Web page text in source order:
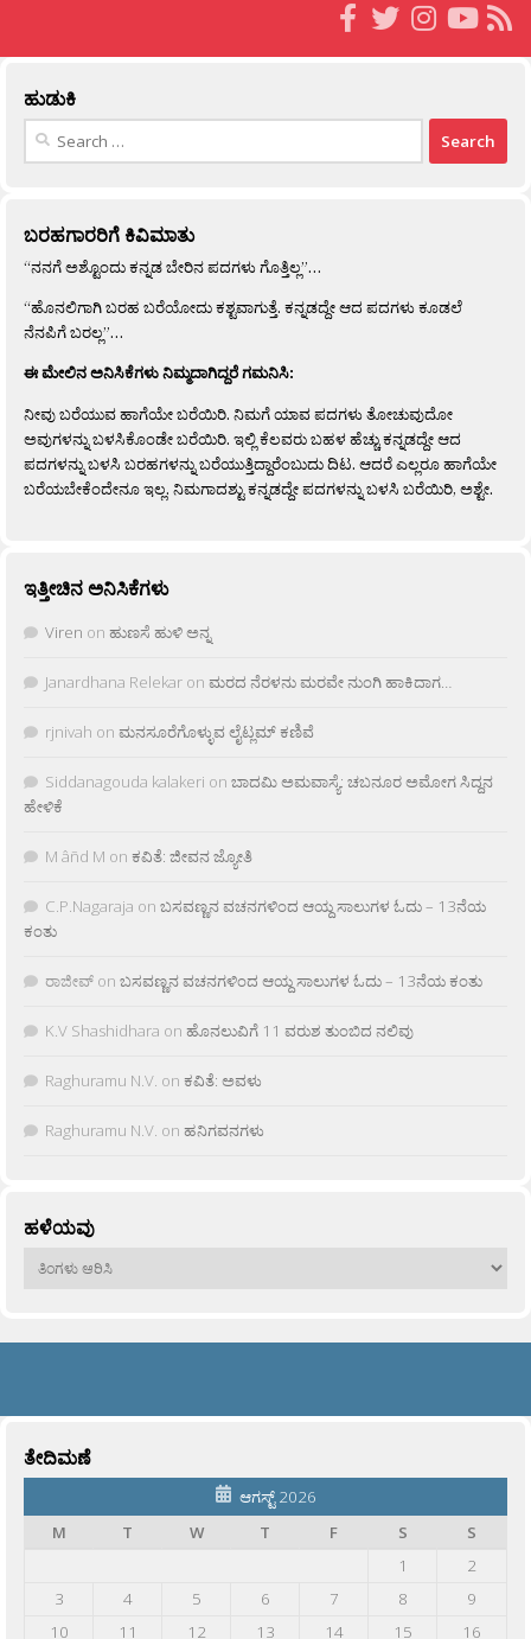
ಹುಡುಕಿ
Search
ಬರಹಗಾರರಿಗೆ ಕಿವಿಮಾತು
“ನನಗೆ ಅಶ್ಟೊಂದು ಕನ್ನಡ ಬೇರಿನ ಪದಗಳು ಗೊತ್ತಿಲ್ಲ”…
“ಹೊನಲಿಗಾಗಿ ಬರಹ ಬರೆಯೋದು ಕಶ್ಟವಾಗುತ್ತೆ. ಕನ್ನಡದ್ದೇ ಆದ ಪದಗಳು ಕೂಡಲೆ
ನೆನಪಿಗೆ ಬರಲ್ಲ”…
ಈ ಮೇಲಿನ ಅನಿಸಿಕೆಗಳು ನಿಮ್ಮದಾಗಿದ್ದರೆ ಗಮನಿಸಿ:
ನೀವು ಬರೆಯುವ ಹಾಗೆಯೇ ಬರೆಯಿರಿ. ನಿಮಗೆ ಯಾವ ಪದಗಳು ತೋಚುವುದೋ
ಅವುಗಳನ್ನು ಬಳಸಿಕೊಂಡೇ ಬರೆಯಿರಿ. ಇಲ್ಲಿ ಕೆಲವರು ಬಹಳ ಹೆಚ್ಚು ಕನ್ನಡದ್ದೇ ಆದ
ಪದಗಳನ್ನು ಬಳಸಿ ಬರಹಗಳನ್ನು ಬರೆಯುತ್ತಿದ್ದಾರೆಂಬುದು ದಿಟ. ಆದರೆ ಎಲ್ಲರೂ ಹಾಗೆಯೇ
ಬರೆಯಬೇಕೆಂದೇನೂ ಇಲ್ಲ. ನಿಮಗಾದಶ್ಟು ಕನ್ನಡದ್ದೇ ಪದಗಳನ್ನು ಬಳಸಿ ಬರೆಯಿರಿ, ಅಶ್ಟೇ.
ಇತ್ತೀಚಿನ ಅನಿಸಿಕೆಗಳು
Viren on ಹುಣಸೆ ಹುಳಿ ಅನ್ನ
Janardhana Relekar on ಮರದ ನೆರಳನು ಮರವೇ ನುಂಗಿ ಹಾಕಿದಾಗ…
rjnivah on ಮನಸೂರೆಗೊಳ್ಳುವ ಲೈಟ್ಲಮ್ ಕಣಿವೆ
Siddanagouda kalakeri on ಬಾದಮಿ ಅಮವಾಸ್ಯೆ: ಚಬನೂರ ಅಮೋಗ ಸಿದ್ದನ
ಹೇಳಿಕೆ
M âñd M on ಕವಿತೆ: ಜೀವನ ಜ್ಯೋತಿ
C.P.Nagaraja on ಬಸವಣ್ಣನ ವಚನಗಳಿಂದ ಆಯ್ದ ಸಾಲುಗಳ ಓದು – 13ನೆಯ
ಕಂತು
ರಾಜೀವ್ on ಬಸವಣ್ಣನ ವಚನಗಳಿಂದ ಆಯ್ದ ಸಾಲುಗಳ ಓದು – 13ನೆಯ ಕಂತು
K.V Shashidhara on ಹೊನಲುವಿಗೆ 11 ವರುಶ ತುಂಬಿದ ನಲಿವು
Raghuramu N.V. on ಕವಿತೆ: ಅವಳು
Raghuramu N.V. on ಹನಿಗವನಗಳು
ಹಳೆಯವು
ಹಳೆಯವು
ತೇದಿಮಣೆ
ಆಗಸ್ಟ್ 2026
M
T W T F S
S
1
2
3
4 5 6 7 8
9
10
11 12 13 14 15
16